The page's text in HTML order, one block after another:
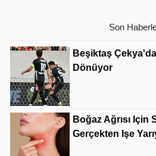
Son
Beşiktaş
Dönüyor
Boğaz Ağrısı Için
Gerçekten Işe